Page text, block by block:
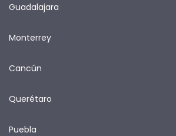
Guadalajara
Monterrey
Cancún
Querétaro
Puebla